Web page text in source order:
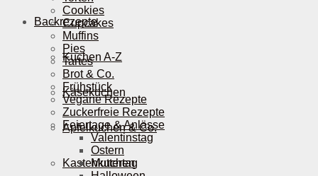
Backrezepte
Kuchen A-Z
Käsekuchen
Apfelkuchen & Co.
Kastenkuchen
Cookies
Cupcakes
Muffins
Pies
Tartes
Brot & Co.
Frühstück
Vegane Rezepte
Zuckerfreie Rezepte
Feiertage & Anlässe
Valentinstag
Ostern
Muttertag